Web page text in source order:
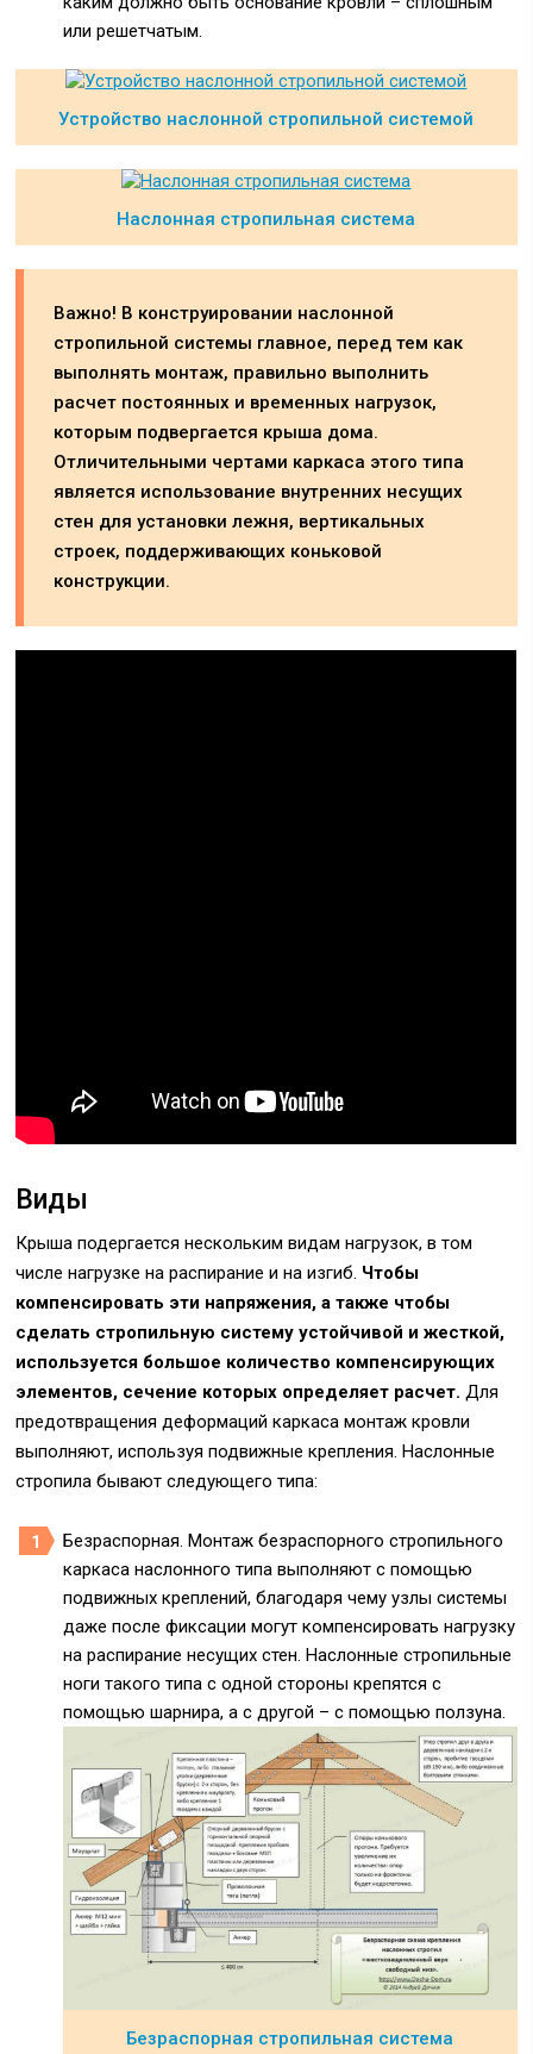
или решетчатым.
Устройство наслонной стропильной системой
Наслонная стропильная система
Важно! В конструировании наслонной
стропильной системы главное, перед тем как
выполнять монтаж, правильно выполнить
расчет постоянных и временных нагрузок,
которым подвергается крыша дома.
Отличительными чертами каркаса этого типа
является использование внутренних несущих
стен для установки лежня, вертикальных
строек, поддерживающих коньковой
конструкции.
Виды
Крыша подергается нескольким видам нагрузок, в том
числе нагрузке на распирание и на изгиб. Чтобы
компенсировать эти напряжения, а также чтобы
сделать стропильную систему устойчивой и жесткой,
используется большое количество компенсирующих
элементов, сечение которых определяет расчет. Для
предотвращения деформаций каркаса монтаж кровли
выполняют, используя подвижные крепления. Наслонные
стропила бывают следующего типа:
Безраспорная. Монтаж безраспорного стропильного
каркаса наслонного типа выполняют с помощью
подвижных креплений, благодаря чему узлы системы
даже после фиксации могут компенсировать нагрузку
на распирание несущих стен. Наслонные стропильные
ноги такого типа с одной стороны крепятся с
помощью шарнира, а с другой – с помощью ползуна.
Безраспорная стропильная система